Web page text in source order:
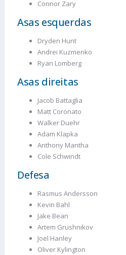
Connor Zary
Asas esquerdas
Dryden Hunt
Andrei Kuzmenko
Ryan Lomberg
Asas direitas
Jacob Battaglia
Matt Coronato
Walker Duehr
Adam Klapka
Anthony Mantha
Cole Schwindt
Defesa
Rasmus Andersson
Kevin Bahl
Jake Bean
Artem Grushnikov
Joel Hanley
Oliver Kylington